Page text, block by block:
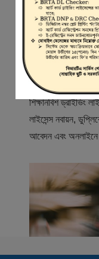
স্বাগতম
বিআরটিএ সার্ভিস
(বিআরটিএ) এর একটি
মোটরযান মালিক,
শিক্ষানবিশ ড্রাইভিং
লাইসেন্স নবায়ন,
আবেদন এবং অনলাইনে